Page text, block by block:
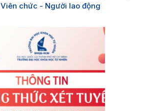
Viên chức - Người lao động